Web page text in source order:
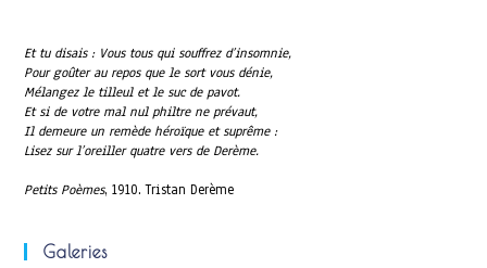
Et tu disais : Vous tous qui souffrez d’insomnie,
Pour goûter au repos que le sort vous dénie,
Mélangez le tilleul et le suc de pavot.
Et si de votre mal nul philtre ne prévaut,
Il demeure un remède héroïque et suprême :
Lisez sur l’oreiller quatre vers de Derème.
Petits Poèmes, 1910. Tristan Derème
Galeries